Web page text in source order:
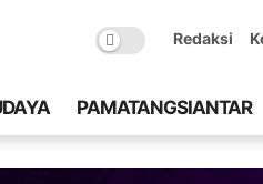
Redaksi
PAMATANGSIANTAR